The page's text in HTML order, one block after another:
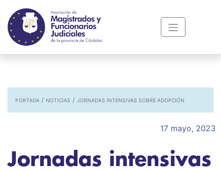
PORTADA / NOTICIAS / JORNADAS INTENSIVAS SOBRE ADOPCIÓN
17 mayo, 2023
Jornadas intensivas